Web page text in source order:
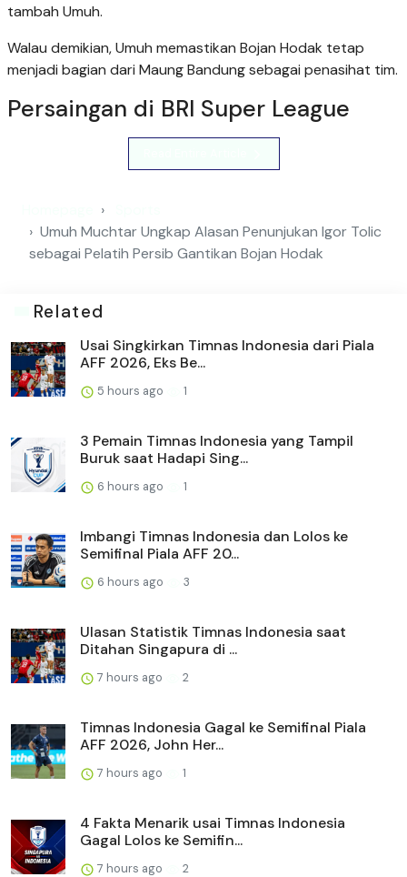
tambah Umuh.
Walau demikian, Umuh memastikan Bojan Hodak tetap
menjadi bagian dari Maung Bandung sebagai penasihat tim.
Persaingan di BRI Super League
Umuh Muchtar Ungkap Alasan Penunjukan Igor Tolic
sebagai Pelatih Persib Gantikan Bojan Hodak
Related
Usai Singkirkan Timnas Indonesia dari Piala
AFF 2026, Eks Be...
5 hours ago 1
3 Pemain Timnas Indonesia yang Tampil
Buruk saat Hadapi Sing...
6 hours ago 1
Imbangi Timnas Indonesia dan Lolos ke
Semifinal Piala AFF 20...
6 hours ago 3
Ulasan Statistik Timnas Indonesia saat
Ditahan Singapura di ...
7 hours ago 2
Timnas Indonesia Gagal ke Semifinal Piala
AFF 2026, John Her...
7 hours ago 1
4 Fakta Menarik usai Timnas Indonesia
Gagal Lolos ke Semifin...
7 hours ago 2